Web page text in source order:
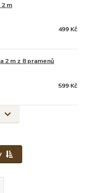
m
499 Kč
2 m z 8 pramenů
599 Kč